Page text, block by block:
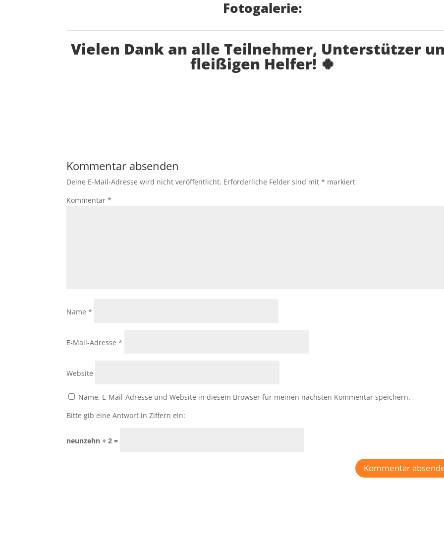
Fotogalerie:
Vielen Dank an alle Teilnehmer, Unterstützer
fleißigen Helfer! 🍀
Kommentar absenden
Deine E-Mail-Adresse wird nicht veröffentlicht. Erforderliche Felder sind mit* markiert
Kommentar*
Name*
E-Mail-Adresse*
Website
Name, E-Mail-Adresse und Website in diesem Browser für meinen nächsten Kommentar speichern.
Bitte gib eine Antwort in Ziffern ein:
neunzehn + 2 =